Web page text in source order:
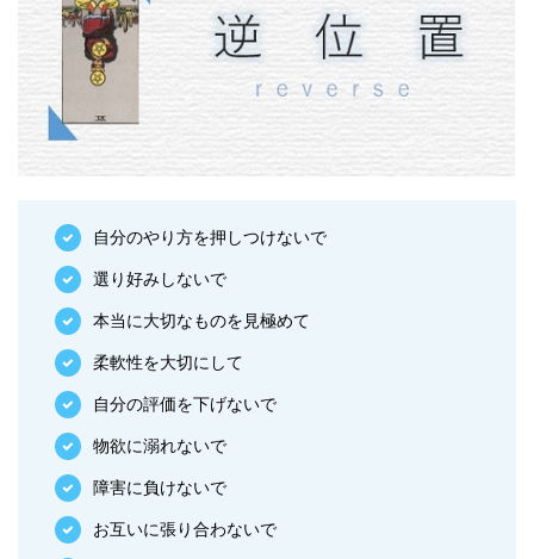
自分のやり方を押しつけないで
選り好みしないで
本当に大切なものを見極めて
柔軟性を大切にして
自分の評価を下げないで
物欲に溺れないで
障害に負けないで
お互いに張り合わないで